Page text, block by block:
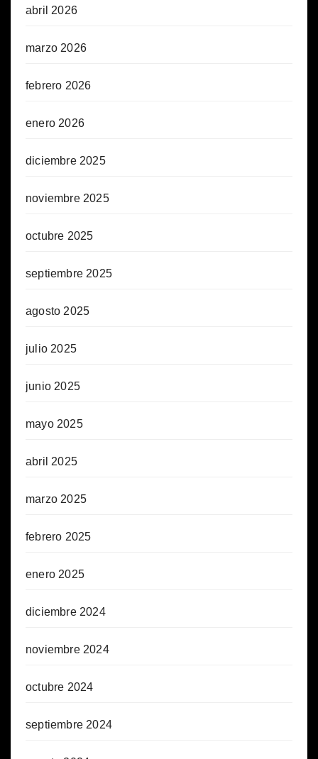
abril 2026
marzo 2026
febrero 2026
enero 2026
diciembre 2025
noviembre 2025
octubre 2025
septiembre 2025
agosto 2025
julio 2025
junio 2025
mayo 2025
abril 2025
marzo 2025
febrero 2025
enero 2025
diciembre 2024
noviembre 2024
octubre 2024
septiembre 2024